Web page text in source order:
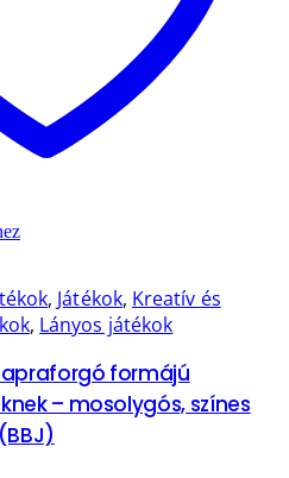
, Játékok, Kreatív és
, Lányos játékok
formájú
– mosolygós, színes